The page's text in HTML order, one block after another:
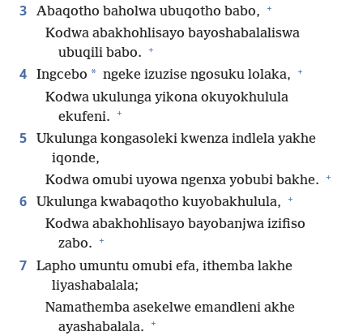
3 Abaqotho baholwa ubuqotho babo, +
Kodwa abakhohlisayo bayoshabalaliswa
ubuqili babo. +
4 Ingcebo * ngeke izuzise ngosuku lolaka, +
Kodwa ukulunga yikona okuyokhulula
ekufeni. +
5
Ukulunga kongasoleki kwenza indlela yakhe
iqonde,
Kodwa omubi uyowa ngenxa yobubi bakhe. +
6 Ukulunga kwabaqotho kuyobakhulula, +
Kodwa abakhohlisayo bayobanjwa izifiso
zabo. +
7
Lapho umuntu omubi efa, ithemba lakhe
liyashabalala;
Namathemba asekelwe emandleni akhe
ayashabalala. +